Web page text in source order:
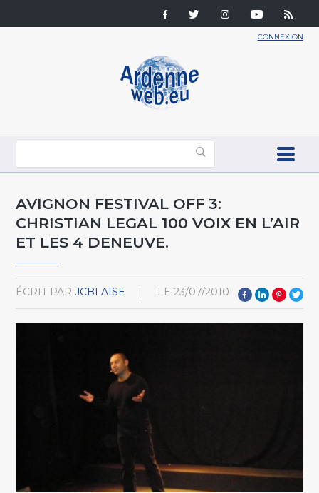
CONNEXION
AVIGNON FESTIVAL OFF 3:
CHRISTIAN LEGAL 100 VOIX EN L’AIR
ET LES 4 DENEUVE.
ÉCRIT PAR JCBLAISE LE 23/07/2010